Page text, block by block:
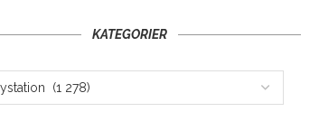
KATEGORIER